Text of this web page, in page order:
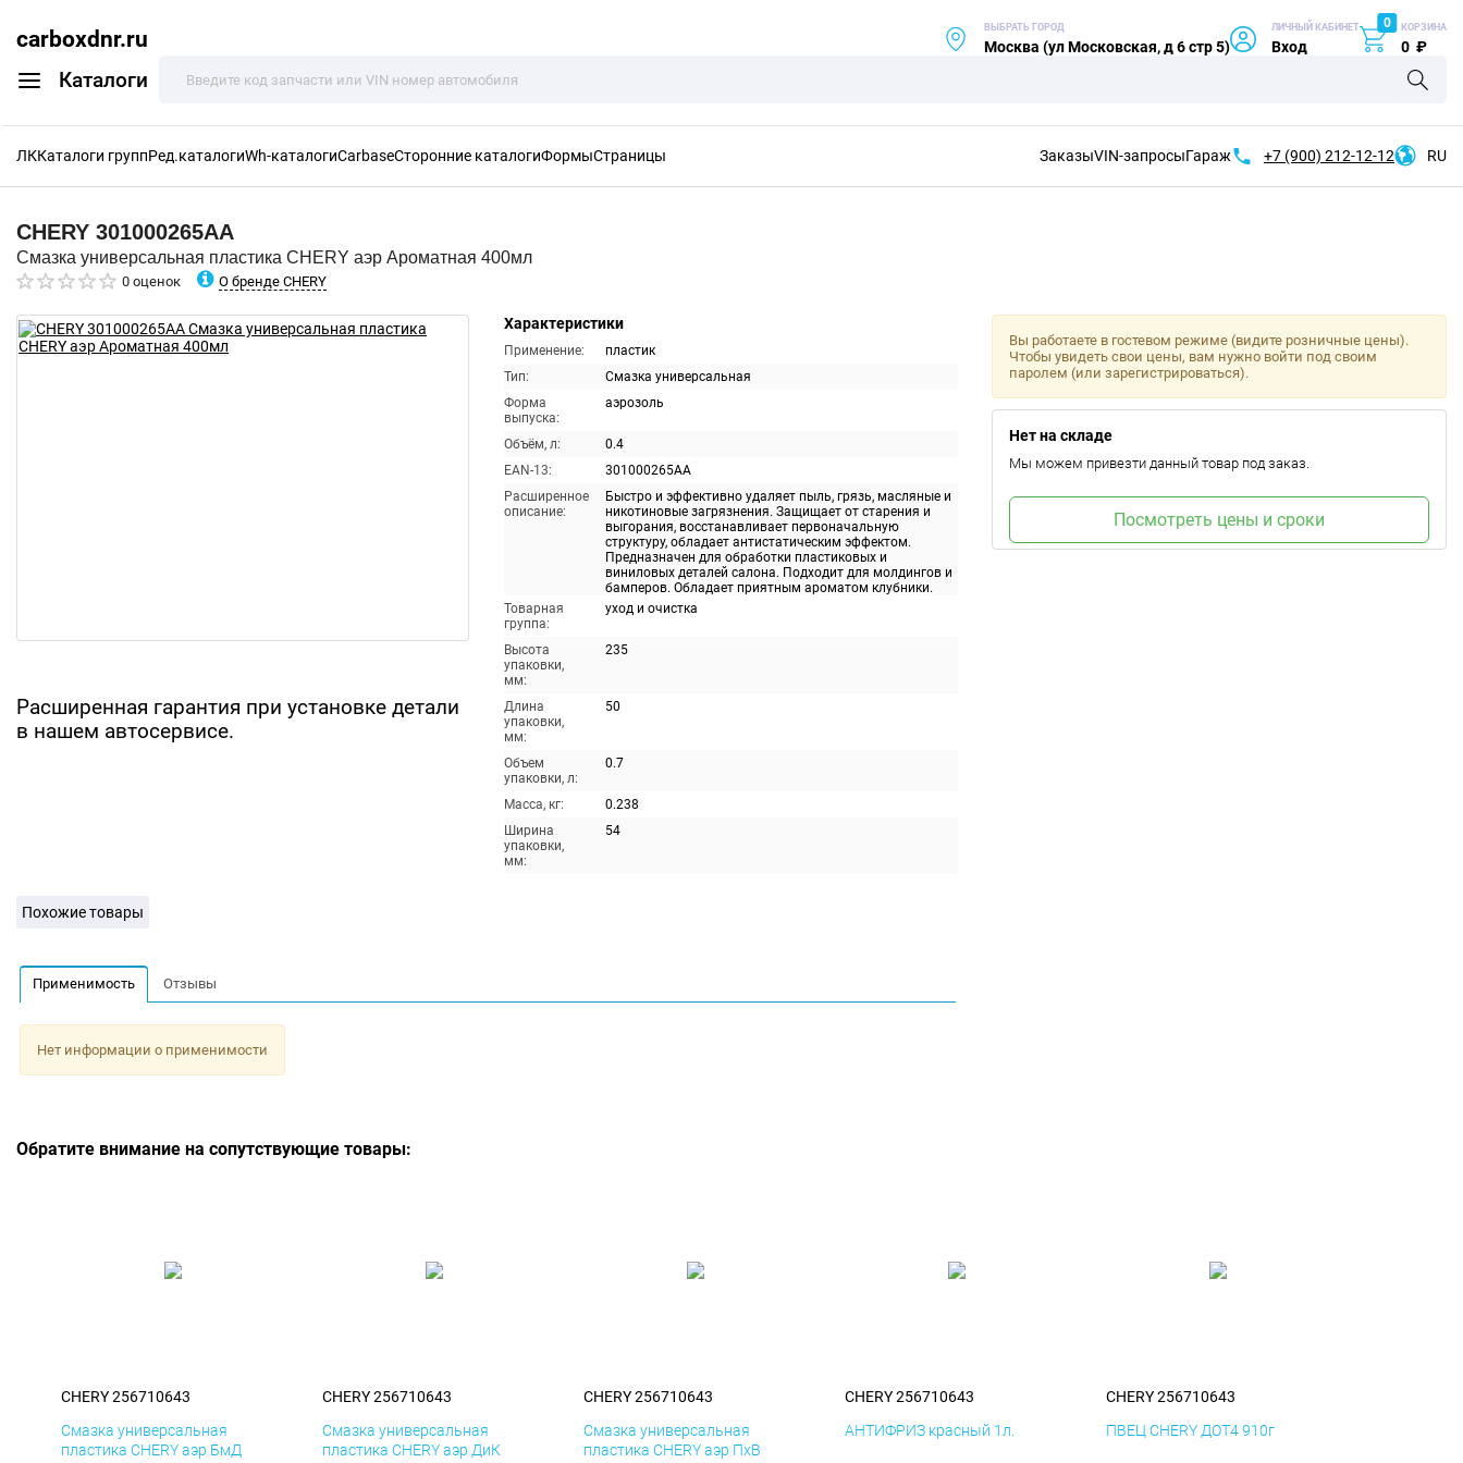
carboxdnr.ru
Каталоги
ВЫБРАТЬ ГОРОД
Москва (ул Московская, д 6 стр 5)
ЛИЧНЫЙ КАБИНЕТ
Вход
0 КОРЗИНА
0 ₽
ЛККаталоги группРед.каталогиWh-каталогиCarbaseСторонние каталогиФормыСтраницы ЗаказыVIN-запросыГараж +7 (900) 212-12-12 RU
CHERY 301000265AA
Смазка универсальная пластика CHERY аэр Ароматная 400мл
0 оценок О бренде CHERY
Расширенная гарантия при установке детали
в нашем автосервисе.
Характеристики
Применение:
пластик
Тип:
Смазка универсальная
Форма
выпуска:
аэрозоль
Объём, л:
0.4
EAN-13:
301000265AA
Расширенное
описание:
Быстро и эффективно удаляет пыль, грязь, масляные и
никотиновые загрязнения. Защищает от старения и
выгорания, восстанавливает первоначальную
структуру, обладает антистатическим эффектом.
Предназначен для обработки пластиковых и
виниловых деталей салона. Подходит для молдингов и
бамперов. Обладает приятным ароматом клубники.
Товарная
группа:
уход и очистка
Высота
упаковки,
мм:
235
Длина
упаковки,
мм:
50
Объем
упаковки, л:
0.7
Масса, кг:
0.238
Ширина
упаковки,
мм:
54
Вы работаете в гостевом режиме (видите розничные цены).
Чтобы увидеть свои цены, вам нужно войти под своим
паролем (или зарегистрироваться).
Нет на складе
Мы можем привезти данный товар под заказ.
Посмотреть цены и сроки
Похожие товары
Применимость Отзывы
Нет информации о применимости
Обратите внимание на сопутствующие товары:
CHERY 256710643
Смазка универсальная
пластика CHERY аэр БмД
CHERY 256710643
Смазка универсальная
пластика CHERY аэр ДиК
CHERY 256710643
Смазка универсальная
пластика CHERY аэр ПхВ
CHERY 256710643
АНТИФРИЗ красный 1л.
CHERY 256710643
ПВЕЦ CHERY ДОТ4 910г